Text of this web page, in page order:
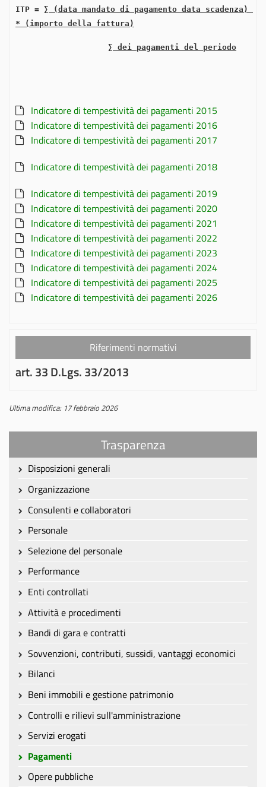
ITP = ∑ (data mandato di pagamento data scadenza)
* (importo della fattura)
∑ dei pagamenti del periodo
Indicatore di tempestività dei pagamenti 2015
Indicatore di tempestività dei pagamenti 2016
Indicatore di tempestività dei pagamenti 2017
Indicatore di tempestività dei pagamenti 2018
Indicatore di tempestività dei pagamenti 2019
Indicatore di tempestività dei pagamenti 2020
Indicatore di tempestività dei pagamenti 2021
Indicatore di tempestività dei pagamenti 2022
Indicatore di tempestività dei pagamenti 2023
Indicatore di tempestività dei pagamenti 2024
Indicatore di tempestività dei pagamenti 2025
Indicatore di tempestività dei pagamenti 2026
Riferimenti normativi
art. 33 D.Lgs. 33/2013
Ultima modifica: 17 febbraio 2026
Trasparenza
Disposizioni generali
Organizzazione
Consulenti e collaboratori
Personale
Selezione del personale
Performance
Enti controllati
Attività e procedimenti
Bandi di gara e contratti
Sovvenzioni, contributi, sussidi, vantaggi economici
Bilanci
Beni immobili e gestione patrimonio
Controlli e rilievi sull'amministrazione
Servizi erogati
Pagamenti
Opere pubbliche